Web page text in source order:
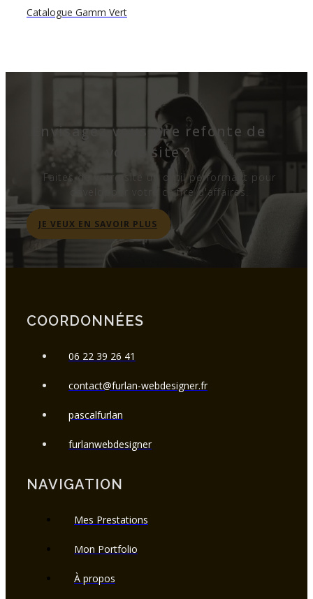
Catalogue Gamm Vert
Envisagez-vous une refonte de
votre site ?
Faites de votre site un outil performant pour
développer votre chiffre d'affaires.
JE VEUX EN SAVOIR PLUS
COORDONNÉES
06 22 39 26 41
contact@furlan-webdesigner.fr
pascalfurlan
furlanwebdesigner
NAVIGATION
Mes Prestations
Mon Portfolio
À propos